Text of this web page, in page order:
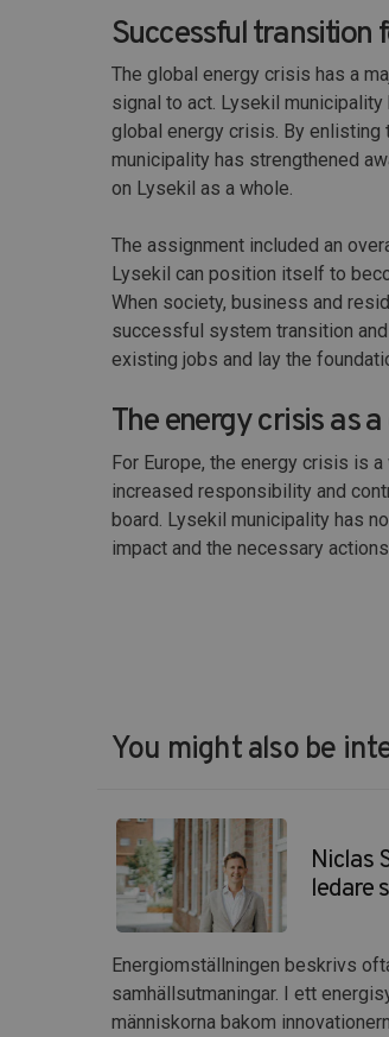
Successful transition
The global energy crisis has a
signal to act. Lysekil
global energy crisis. By
municipality has strengthened
on Lysekil as a whole.
The assignment included an
Lysekil can position itself to
When society, business and
successful system transition
existing jobs and lay the
The energy crisis as
For Europe, the energy crisis is
increased responsibility and
board. Lysekil municipality has
impact and the necessary
You might also be
Niclas
ledare
Energiomställningen beskrivs
samhällsutmaningar. I ett
människorna bakom